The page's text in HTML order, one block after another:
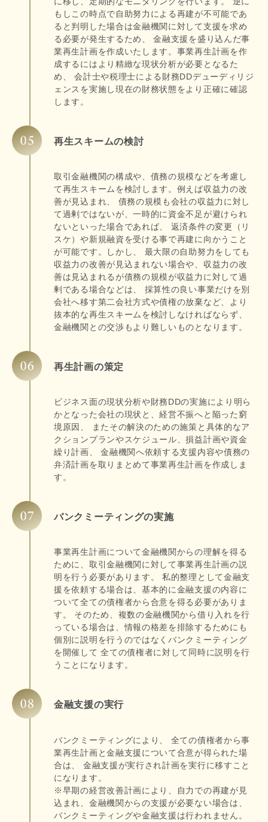
もしこの時点で自助努力による再建が不可能であ
ると判明した場合は金融機関に対して支援を求め
る必要が発生するため、 金融支援を盛り込んだ事
業再生計画を作成いたします。事業再生計画を作
成するにはより精緻な現状分析が必要となるた
め、 会計士や税理士による財務DDデューディリジ
ェンスを実施し現在の財務状態をより正確に確認
します。
再生スキームの検討
取引金融機関の構成や、債務の規模などを考慮し
て再生スキームを検討します。例えば収益力の改
善が見込まれ、 債務の規模も会社の収益力に対し
て過剰ではないが、一時的に資金不足が避けられ
ないといった場合であれば、 返済条件の変更（リ
スケ）や新規融資を受ける事で再建に向かうこと
が可能です。しかし、 最大限の自助努力をしても
収益力の改善が見込まれない場合や、収益力の改
善は見込まれるが債務の規模が収益力に対して過
剰である場合などは、 採算性の良い事業だけを別
会社へ移す第二会社方式や債権の放棄など、より
抜本的な再生スキームを検討しなければならず、
金融機関との交渉もより難しいものとなります。
再生計画の策定
ビジネス面の現状分析や財務DDの実施により明ら
かとなった会社の現状と、経営不振へと陥った窮
境原因、 またその解決のための施策と具体的なア
クションプランやスケジュール、損益計画や資金
繰り計画、 金融機関へ依頼する支援内容や債務の
弁済計画を取りまとめて事業再生計画を作成しま
す。
バンクミーティングの実施
事業再生計画について金融機関からの理解を得る
ために、取引金融機関に対して事業再生計画の説
明を行う必要があります。 私的整理として金融支
援を依頼する場合は、基本的に金融支援の内容に
ついて全ての債権者から合意を得る必要がありま
す。 そのため、複数の金融機関から借り入れを行
っている場合は、情報の格差を排除するためにも
個別に説明を行うのではなくバンクミーティング
を開催して 全ての債権者に対して同時に説明を行
うことになります。
金融支援の実行
バンクミーティングにより、 全ての債権者から事
業再生計画と金融支援について合意が得られた場
合は、 金融支援が実行され計画を実行に移すこと
になります。
※早期の経営改善計画により、自力での再建が見
込まれ、金融機関からの支援が必要ない場合は、
バンクミーティングや金融支援は行われません。